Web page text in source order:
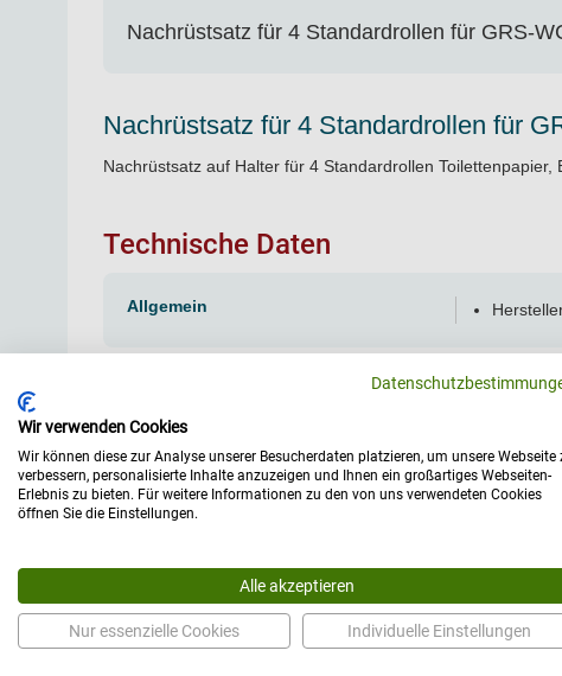
Nachrüstsatz für 4 Standardrollen für GRS-
Nachrüstsatz für 4 Standardrollen für
Nachrüstsatz auf Halter für 4 Standardrollen Toilettenpapier,
Technische Daten
Allgemein
Hergestellt in
Der Begriff als Symbol für
Qualitätsprodukte. Erfindergeist,
höhere Standards bezüglich der
Wir verwenden Cookies
Wir können diese zur Analyse unserer Besucherdaten platzieren, um unsere Webseite
verbessern, personalisierte Inhalte anzuzeigen und Ihnen ein großartiges Webseiten-
Erlebnis zu bieten. Für weitere Informationen zu den von uns verwendeten Cookies
öffnen Sie die Einstellungen.
Alle akzeptieren
Nur essenzielle Cookies Individuelle Einstellungen